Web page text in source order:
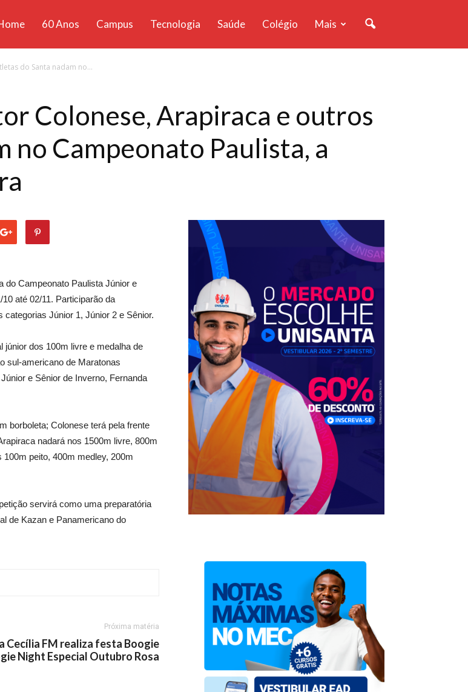
60 Anos Campus Tecnologia Saúde Colégio Mais
do Santa nadam no...
Colonese, Arapiraca e outros
no Campeonato Paulista, a
do Campeonato Paulista Júnior e
até 02/11. Participarão da
Júnior 1, Júnior 2 e Sênior.
júnior dos 100m livre e medalha de
sul-americano de Maratonas
e Sênior de Inverno, Fernanda
borboleta; Colonese terá pela frente
nadará nos 1500m livre, 800m
peito, 400m medley, 200m
servirá como uma preparatória
de Kazan e Panamericano do
Próxima matéria
Cecília FM realiza festa Boogie
Night Especial Outubro Rosa